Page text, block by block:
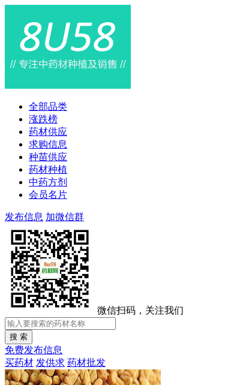
全部品类
涨跌榜
药材供应
求购信息
种苗供应
药材种植
中药方剂
会员名片
发布信息 加微信群
微信扫码，关注我们
免费发布信息
买药材 发供求 药材批发